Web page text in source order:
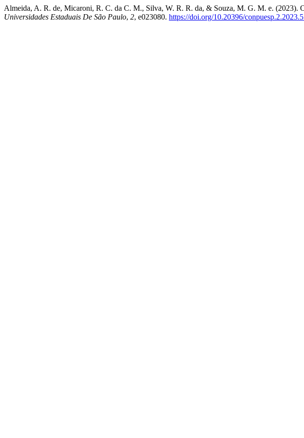
Almeida, A. R. de, Micaroni, R. C. da C. M., Silva, W. R. R. da, & Souza, M. G. M. e. (2023).
Universidades Estaduais De São Paulo, 2, e023080. https://doi.org/10.20396/